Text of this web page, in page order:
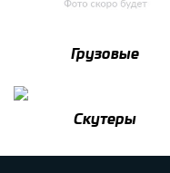
Грузовые
Скутеры